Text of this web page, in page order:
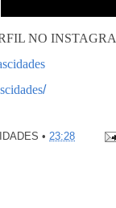
NO INSTAGRA
/
• 23:28